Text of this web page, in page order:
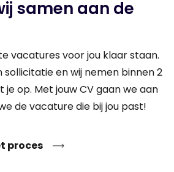
aan het machinepark en levert een
Werkzaamheden leg je
Je werkt nauw samen met
binnen de technische dienst. De functie
3-ploegensysteem, waarbij je een
het draaiend houden van het
samen aan de
vacatures voor jou klaar staan.
sollicitatie en wij nemen binnen 2
op. Met jouw CV gaan we aan
de vacature die bij jou past!
proces